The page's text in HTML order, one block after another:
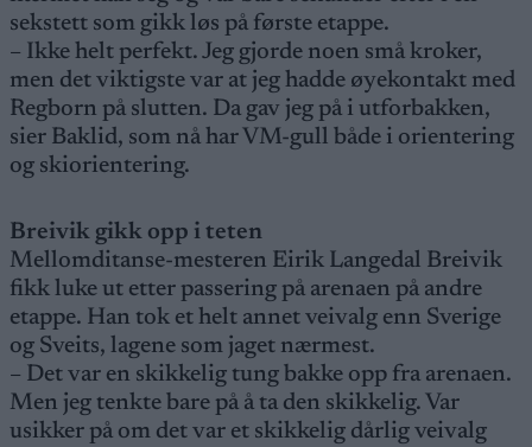
sekstett som gikk løs på første etappe.
– Ikke helt perfekt. Jeg gjorde noen små kroker,
men det viktigste var at jeg hadde øyekontakt med
Regborn på slutten. Da gav jeg på i utforbakken,
sier Baklid, som nå har VM-gull både i orientering
og skiorientering.
Breivik gikk opp i teten
Mellomditanse-mesteren Eirik Langedal Breivik
fikk luke ut etter passering på arenaen på andre
etappe. Han tok et helt annet veivalg enn Sverige
og Sveits, lagene som jaget nærmest.
– Det var en skikkelig tung bakke opp fra arenaen.
Men jeg tenkte bare på å ta den skikkelig. Var
usikker på om det var et skikkelig dårlig veivalg